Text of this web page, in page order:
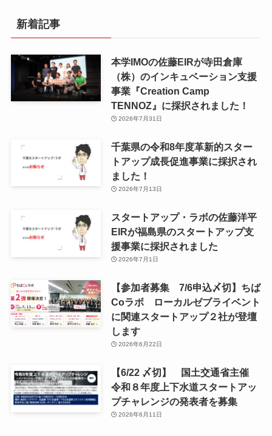
新着記事
本学IMOの佐藤EIRが寺田倉庫
（株）のインキュベーション支援
事業『Creation Camp
TENNOZ』に採択されました！
2026年7月31日
千葉県の令和8年度⾰新的スター
トアップ成⻑促進事業に採択され
ました！
2026年7月13日
スタートアップ・ラボの佐藤洋平
EIRが福島県のスタートアップ支
援事業に採択されました
2026年7月1日
【参加者募集 7/6申込〆切】ちば
Coラボ ローカルゼブライベント
に関連スタートアップ２社が登壇
します
2026年6月22日
【6/22 〆切】 国土交通省主催
令和８年度上下水道スタートアッ
プチャレンジの発表者を募集
2026年6月11日